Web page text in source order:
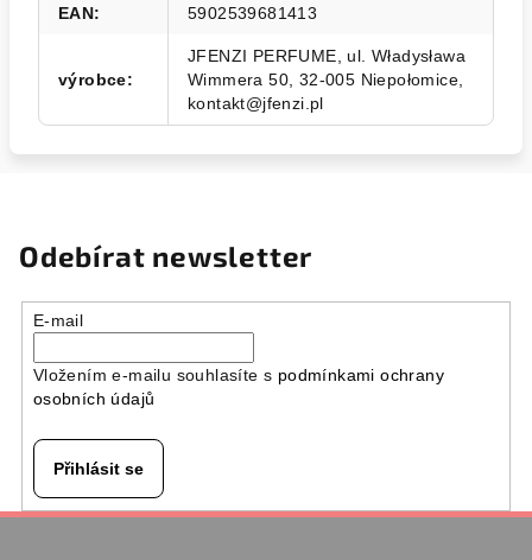
EAN: 5902539681413
výrobce:
JFENZI PERFUME, ul. Władysława
Wimmera 50, 32-005 Niepołomice,
kontakt@jfenzi.pl
Odebírat newsletter
E-mail
Vložením e-mailu souhlasíte s podmínkami ochrany
osobních údajů
Přihlásit se